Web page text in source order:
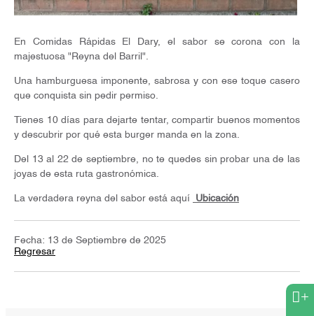
En Comidas Rápidas El Dary, el sabor se corona con la
majestuosa "Reyna del Barril".
Una hamburguesa imponente, sabrosa y con ese toque casero
que conquista sin pedir permiso.
Tienes 10 días para dejarte tentar, compartir buenos momentos
y descubrir por qué esta burger manda en la zona.
Del 13 al 22 de septiembre, no te quedes sin probar una de las
joyas de esta ruta gastronómica.
La verdadera reyna del sabor está aquí Ubicación
Fecha: 13 de Septiembre de 2025
Regresar
+